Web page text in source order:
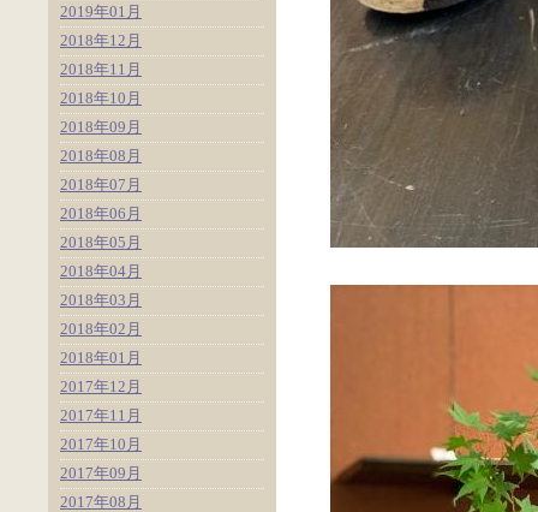
2019年01月
2018年12月
2018年11月
2018年10月
2018年09月
2018年08月
2018年07月
2018年06月
2018年05月
2018年04月
2018年03月
2018年02月
2018年01月
2017年12月
2017年11月
2017年10月
2017年09月
2017年08月